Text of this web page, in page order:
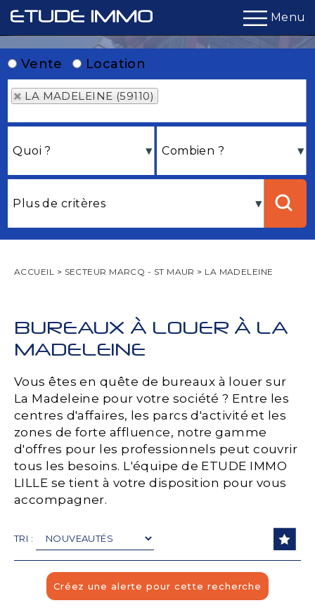
Menu
Vente Location
LA MADELEINE (59110)
ACCUEIL > SECTEUR MARCQ - ST MAUR > LA MADELEINE
BUREAUX À LOUER À LA
MADELEINE
Vous êtes en quête de bureaux à louer sur
La Madeleine pour votre société ? Entre les
centres d'affaires, les parcs d'activité et les
zones de forte affluence, notre gamme
d'offres pour les professionnels peut couvrir
tous les besoins. L'équipe de ETUDE IMMO
LILLE se tient à votre disposition pour vous
accompagner.
TRI :